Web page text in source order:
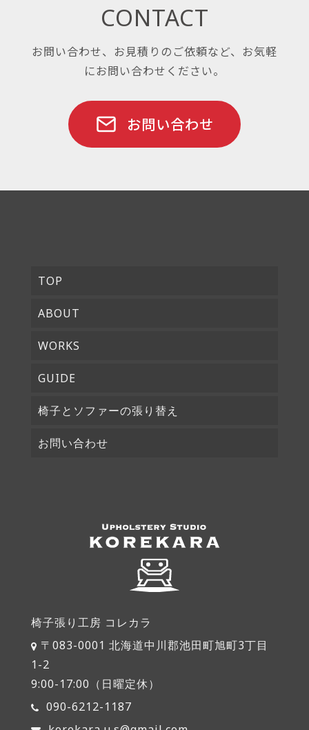
CONTACT
お問い合わせ、お見積りのご依頼など、お気軽
にお問い合わせください。
お問い合わせ
TOP
ABOUT
WORKS
GUIDE
椅子とソファーの張り替え
お問い合わせ
椅子張り工房 コレカラ
〒083-0001 北海道中川郡池田町旭町3丁目
1-2
9:00-17:00（日曜定休）
090-6212-1187